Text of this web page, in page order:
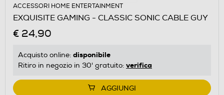
ACCESSORI HOME ENTERTAINMENT
EXQUISITE GAMING - CLASSIC SONIC CABLE GUY
€ 24,90
Acquisto online: disponibile
Ritiro in negozio in 30' gratuito: verifica
AGGIUNGI